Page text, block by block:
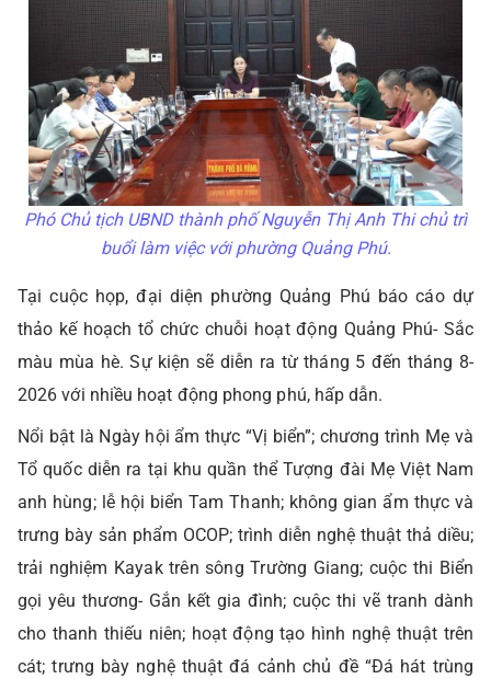
Phó Chủ tịch UBND thành phố Nguyễn Thị Anh Thi chủ trì
buổi làm việc với phường Quảng Phú.
Tại cuộc họp, đại diện phường Quảng Phú báo cáo dự
thảo kế hoạch tổ chức chuỗi hoạt động Quảng Phú- Sắc
màu mùa hè. Sự kiện sẽ diễn ra từ tháng 5 đến tháng 8-
2026 với nhiều hoạt động phong phú, hấp dẫn.
Nổi bật là Ngày hội ẩm thực “Vị biển”; chương trình Mẹ và
Tổ quốc diễn ra tại khu quần thể Tượng đài Mẹ Việt Nam
anh hùng; lễ hội biển Tam Thanh; không gian ẩm thực và
trưng bày sản phẩm OCOP; trình diễn nghệ thuật thả diều;
trải nghiệm Kayak trên sông Trường Giang; cuộc thi Biển
gọi yêu thương- Gắn kết gia đình; cuộc thi vẽ tranh dành
cho thanh thiếu niên; hoạt động tạo hình nghệ thuật trên
cát; trưng bày nghệ thuật đá cảnh chủ đề “Đá hát trùng